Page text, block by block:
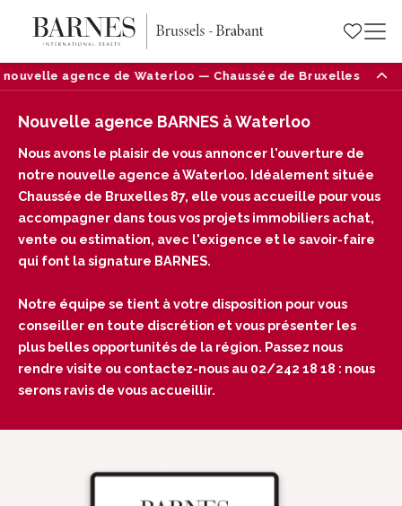
agence de Waterloo — Chaussée de Bruxelles 87,
Nouvelle agence BARNES à Waterloo
Nous avons le plaisir de vous annoncer l'ouverture de
notre nouvelle agence à Waterloo. Idéalement située
Chaussée de Bruxelles 87, elle vous accueille pour vous
accompagner dans tous vos projets immobiliers achat,
vente ou estimation, avec l'exigence et le savoir-faire
qui font la signature BARNES.
Notre équipe se tient à votre disposition pour vous
conseiller en toute discrétion et vous présenter les
plus belles opportunités de la région. Passez nous
rendre visite ou contactez-nous au 02/242 18 18 : nous
serons ravis de vous accueillir.